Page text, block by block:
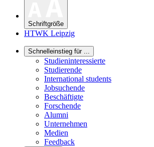
Schriftgröße
HTWK Leipzig
Schnelleinstieg für ...
Studieninteressierte
Studierende
International students
Jobsuchende
Beschäftigte
Forschende
Alumni
Unternehmen
Medien
Feedback